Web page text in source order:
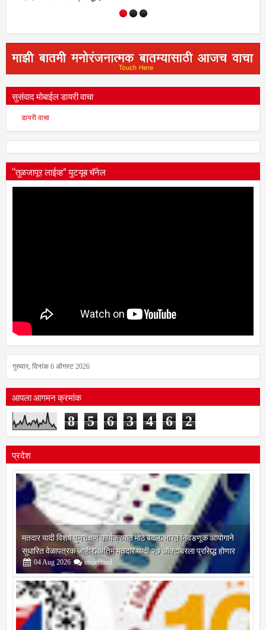
सुसंवाद मोबाईल डायरी वाचा
“तुळजापूर लाईव्ह” युटयूब चॅनेल
आपला आगमन क्रमांक
8 5 6 3 4 6 2
प्रदेश
मतदार यादी विशेष पुनरीक्षण कार्यक्रमात मोठे बदल; भारत निवडणूक आयोगाने
सुधारित वेळापत्रक जाहीर; अंतिम मतदार यादी २७ ऑक्टोबरला प्रसिद्ध होणार
04Aug 2026 undefined